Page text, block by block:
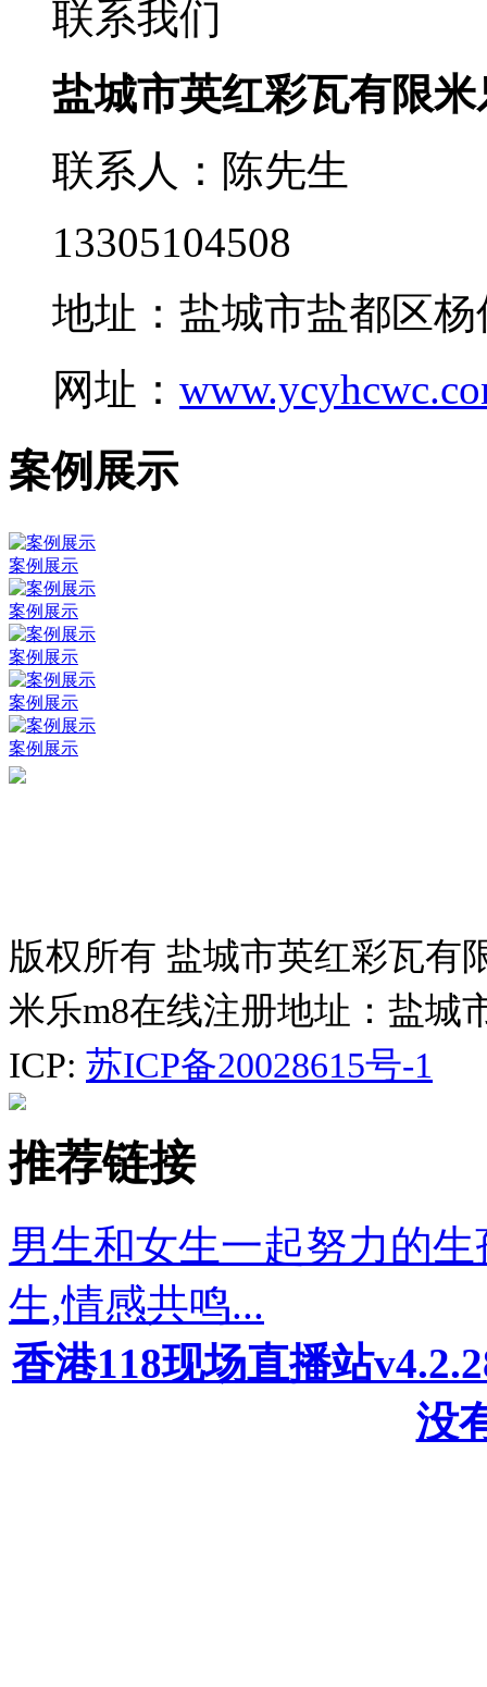
联系我们
盐城市英红彩瓦有限
联系人：陈先生
13305104508
地址：盐城市盐都区
网址：
案例展示
案例展示
案例展示
案例展示
案例展示
案例展示
版权所有 盐城市英红彩瓦有
米乐m8在线注册地址：盐城
ICP: 苏ICP备20028615号-1
推荐链接
男生和女生一起努力的
生,情感共鸣...
香港118现场直播站
没